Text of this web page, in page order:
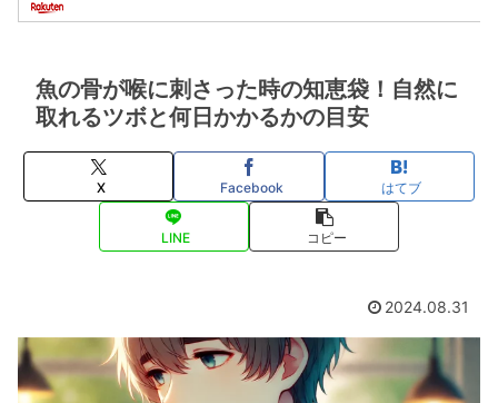
魚の骨が喉に刺さった時の知恵袋！自然に
取れるツボと何日かかるかの目安
X Facebook はてブ
LINE コピー
2024.08.31